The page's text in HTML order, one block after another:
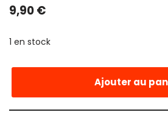
9,90€
1 en stock
Ajouter au